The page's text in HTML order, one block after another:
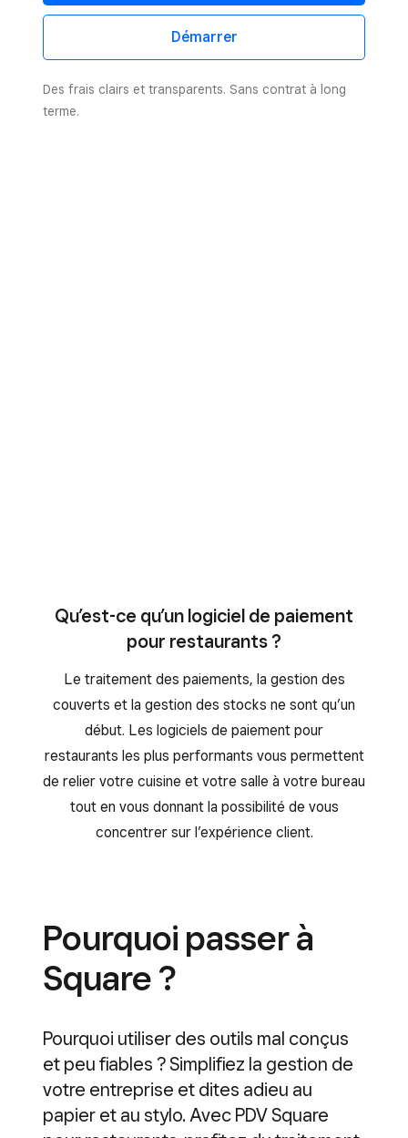
Démarrer
Des frais clairs et transparents. Sans contrat à long
terme.
Qu’est-ce qu’un logiciel de paiement
pour restaurants ?
Le traitement des paiements, la gestion des
couverts et la gestion des stocks ne sont qu’un
début. Les logiciels de paiement pour
restaurants les plus performants vous permettent
de relier votre cuisine et votre salle à votre bureau
tout en vous donnant la possibilité de vous
concentrer sur l’expérience client.
Pourquoi passer à
Square ?
Pourquoi utiliser des outils mal conçus
et peu fiables ? Simplifiez la gestion de
votre entreprise et dites adieu au
papier et au stylo. Avec PDV Square